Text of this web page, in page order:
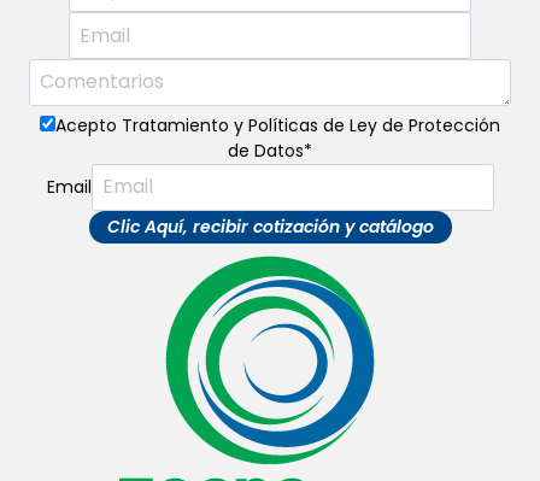
Acepto Tratamiento y Políticas de Ley de Protección
de Datos*
Email
Clic Aquí, recibir cotización y catálogo